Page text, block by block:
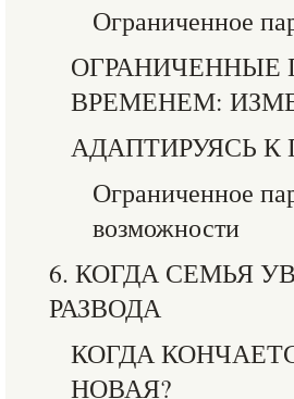
Ограниченное
ОГРАНИЧЕННЫЕ
ВРЕМЕНЕМ:
АДАПТИРУЯСЬ
Ограниченное
возможности
6. КОГДА СЕМЬЯ
РАЗВОДА
КОГДА
НОВАЯ?